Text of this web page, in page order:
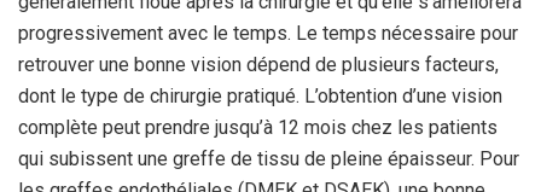
progressivement avec le temps. Le temps nécessaire pour
retrouver une bonne vision dépend de plusieurs facteurs,
dont le type de chirurgie pratiqué. L’obtention d’une vision
complète peut prendre jusqu’à 12 mois chez les patients
qui subissent une greffe de tissu de pleine épaisseur. Pour